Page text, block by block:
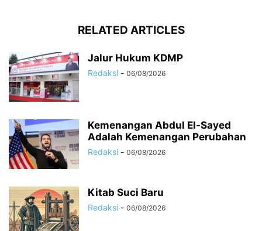
RELATED ARTICLES
Jalur Hukum KDMP
Redaksi - 06/08/2026
Kemenangan Abdul El-Sayed
Adalah Kemenangan Perubahan
Redaksi - 06/08/2026
Kitab Suci Baru
Redaksi - 06/08/2026